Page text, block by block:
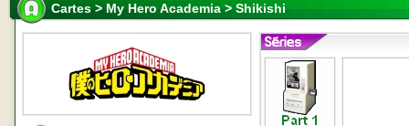
Cartes > My Hero Academia > Shikishi